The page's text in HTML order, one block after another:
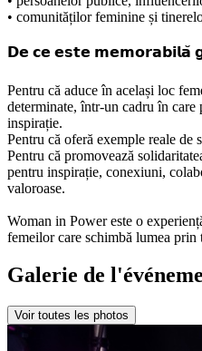
• comunităților feminine și
𝗗𝗲 𝗰𝗲 𝗲𝘀𝘁𝗲 𝗺𝗲𝗺𝗼𝗿𝗮𝗯𝗶𝗹𝗮̆
Pentru că aduce în același loc
determinate, într-un cadru în care
inspirație.
Pentru că oferă exemple reale de
Pentru că promovează
pentru inspirație, conexiuni,
valoroase.
Woman in Power este o
femeilor care schimbă lumea prin
Galerie de
Voir toutes les photos